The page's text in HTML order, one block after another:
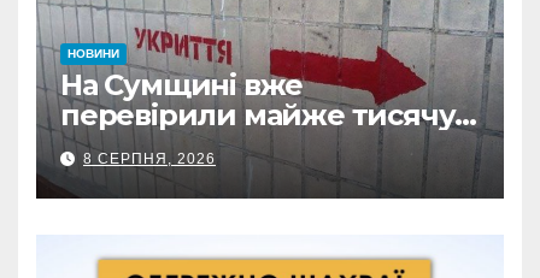
НОВИНИ
На Сумщині вже
перевірили майже тисячу
укриттів: де виявили
замкнені двері
8 СЕРПНЯ, 2026